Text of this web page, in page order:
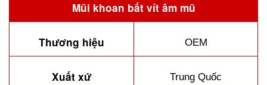
Mũi khoan bắt vít âm mũ
Thương hiệu OEM
Xuất xứ Trung Quốc